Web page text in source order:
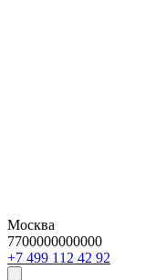
Москва
7700000000000
29 24 211 994 7+